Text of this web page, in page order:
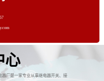
心
器厂是一家专业从事继电器开关、接